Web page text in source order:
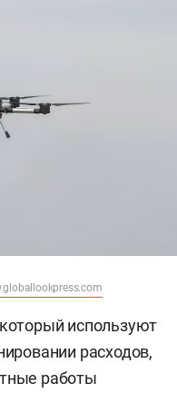
используют
расходов,
работы